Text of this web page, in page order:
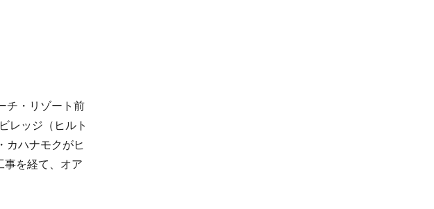
チ・リゾート前
レッジ（ヒルト
カハナモクがヒ
事を経て、オア